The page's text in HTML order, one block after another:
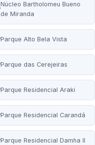
Núcleo Bartholomeu Bueno
de Miranda
Parque Alto Bela Vista
Parque das Cerejeiras
Parque Residencial Araki
Parque Residencial Carandá
Parque Residencial Damha II